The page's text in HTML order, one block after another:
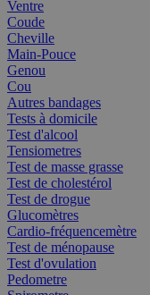
Ventre
Coude
Cheville
Main-Pouce
Genou
Cou
Autres bandages
Tests à domicile
Test d'alcool
Tensiometres
Test de masse grasse
Test de cholestérol
Test de drogue
Glucomètres
Cardio-fréquencemètre
Test de ménopause
Test d'ovulation
Pedometre